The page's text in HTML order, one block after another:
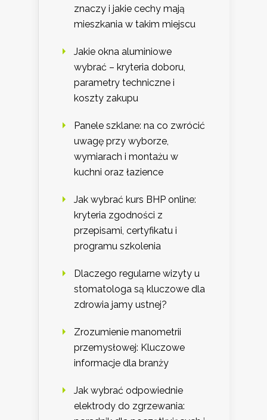
znaczy i jakie cechy mają
mieszkania w takim miejscu
Jakie okna aluminiowe
wybrać – kryteria doboru,
parametry techniczne i
koszty zakupu
Panele szklane: na co zwrócić
uwagę przy wyborze,
wymiarach i montażu w
kuchni oraz łazience
Jak wybrać kurs BHP online:
kryteria zgodności z
przepisami, certyfikatu i
programu szkolenia
Dlaczego regularne wizyty u
stomatologa są kluczowe dla
zdrowia jamy ustnej?
Zrozumienie manometrii
przemysłowej: Kluczowe
informacje dla branży
Jak wybrać odpowiednie
elektrody do zgrzewania: